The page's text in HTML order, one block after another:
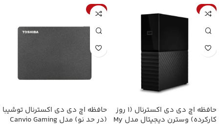
-16%
حافظه اچ دی دی اکسترنال (1 روز
کارکرده) وسترن دیجیتال مدل My
-22%
حافظه اچ دی دی اکسترنال توشیبا
(در حد نو) مدل Canvio Gaming